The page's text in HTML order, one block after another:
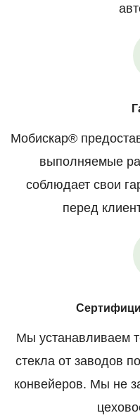
Мобискар®
выполняемые
соблюдает свои
перед
Мы устанавливаем
стекла от заводов
конвейеров. Мы не